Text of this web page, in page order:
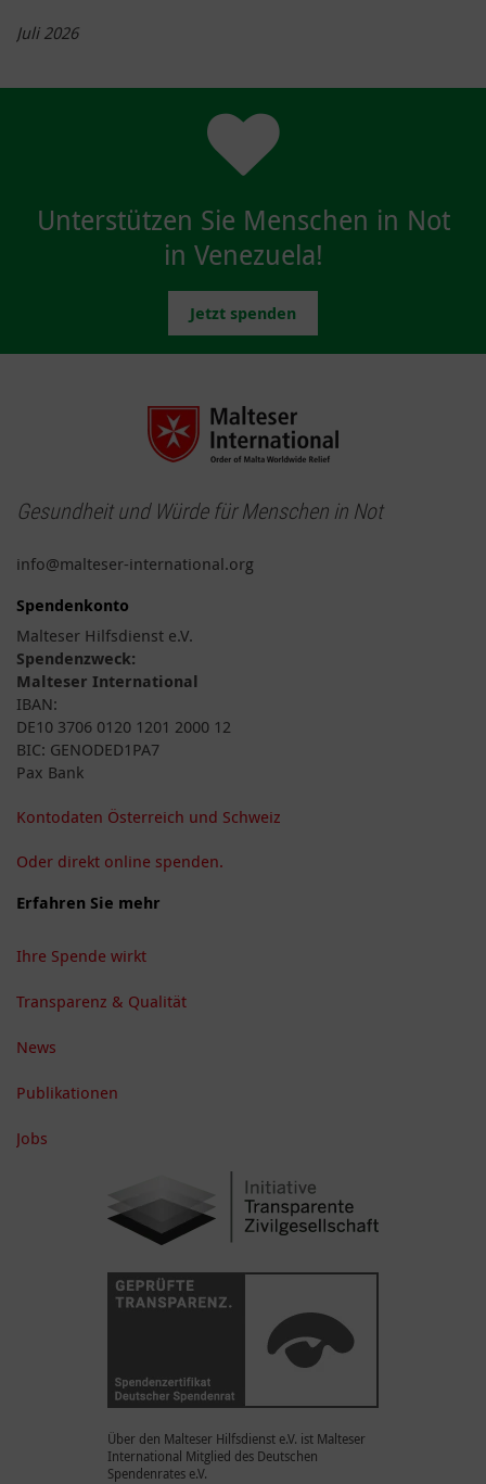
Juli 2026
Unterstützen Sie Menschen in Not
in Venezuela!
Jetzt spenden
Gesundheit und Würde für Menschen in Not
info@malteser-international.org
Spendenkonto
Malteser Hilfsdienst e.V.
Spendenzweck:
Malteser International
IBAN:
DE10 3706 0120 1201 2000 12
BIC: GENODED1PA7
Pax Bank
Kontodaten Österreich und Schweiz
Oder direkt online spenden.
Erfahren Sie mehr
Ihre Spende wirkt
Transparenz & Qualität
News
Publikationen
Jobs
Über den Malteser Hilfsdienst e.V. ist Malteser
International Mitglied des Deutschen
Spendenrates e.V.